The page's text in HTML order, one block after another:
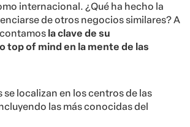
internacional. ¿Qué ha hecho la
de otros negocios similares? A
la clave de su
top of mind en la mente de las
se localizan en los centros de las
las más conocidas del